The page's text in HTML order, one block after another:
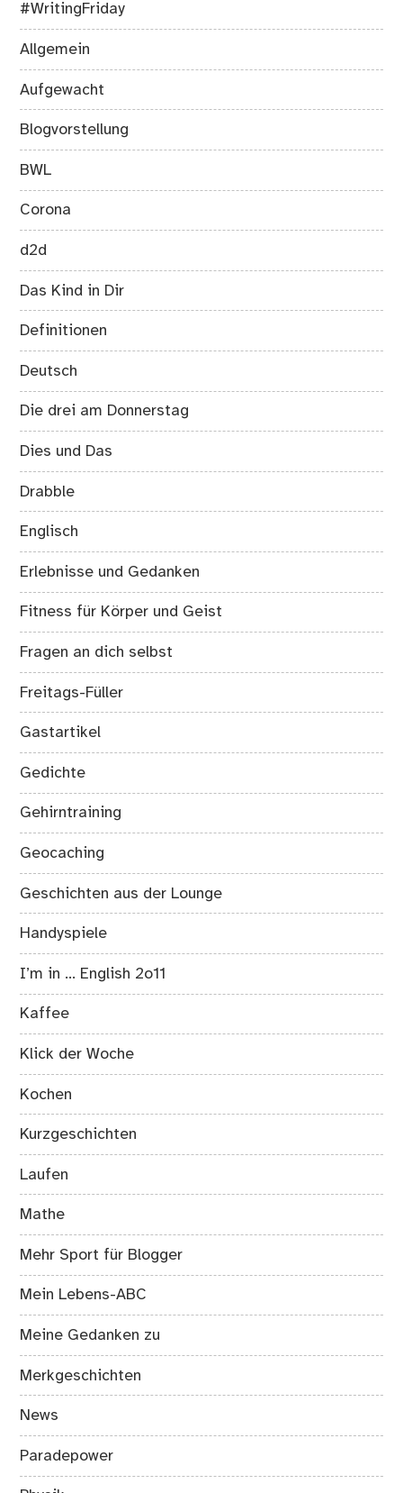
#WritingFriday
Allgemein
Aufgewacht
Blogvorstellung
BWL
Corona
d2d
Das Kind in Dir
Definitionen
Deutsch
Die drei am Donnerstag
Dies und Das
Drabble
Englisch
Erlebnisse und Gedanken
Fitness für Körper und Geist
Fragen an dich selbst
Freitags-Füller
Gastartikel
Gedichte
Gehirntraining
Geocaching
Geschichten aus der Lounge
Handyspiele
I’m in … English 2o11
Kaffee
Klick der Woche
Kochen
Kurzgeschichten
Laufen
Mathe
Mehr Sport für Blogger
Mein Lebens-ABC
Meine Gedanken zu
Merkgeschichten
News
Paradepower